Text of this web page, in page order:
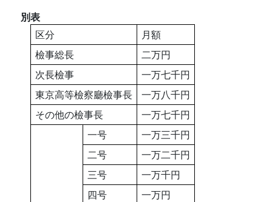
別表
区分
月額
檢事総長
二万円
次長檢事
一万七千円
東京高等檢察廳檢事長
一万八千円
その他の檢事長
一万七千円
一号
一万三千円
二号
一万二千円
三号
一万千円
四号
一万円